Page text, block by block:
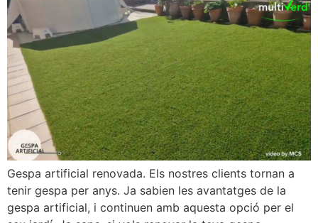
Gespa artificial renovada. Els nostres clients tornan a
tenir gespa per anys. Ja sabien les avantatges de la
gespa artificial, i continuen amb aquesta opció per el